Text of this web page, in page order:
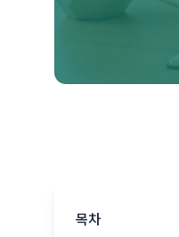
목차